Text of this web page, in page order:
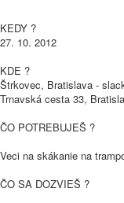
KEDY ?
27. 10. 2012
KDE ?
Štrkovec, Bratislava -
Trnavská cesta 33,
ČO POTREBUJEŠ ?
Veci na skákanie na
ČO SA DOZVIEŠ ?